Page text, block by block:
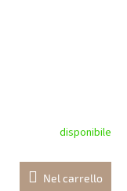
disponibile
Nel carrello